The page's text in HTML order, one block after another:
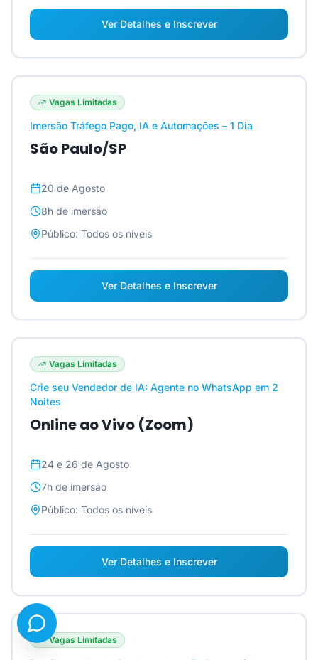
Ver Detalhes e Inscrever
Vagas Limitadas
Imersão Tráfego Pago, IA e Automações – 1 Dia
São Paulo/SP
20 de Agosto
8h de imersão
Público: Todos os níveis
Ver Detalhes e Inscrever
Vagas Limitadas
Crie seu Vendedor de IA: Agente no WhatsApp em 2
Noites
Online ao Vivo (Zoom)
24 e 26 de Agosto
7h de imersão
Público: Todos os níveis
Ver Detalhes e Inscrever
Vagas Limitadas